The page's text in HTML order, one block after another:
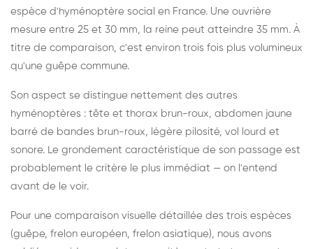
espèce d'hyménoptère social en France. Une ouvrière
mesure entre 25 et 30 mm, la reine peut atteindre 35 mm. À
titre de comparaison, c'est environ trois fois plus volumineux
qu'une guêpe commune.
Son aspect se distingue nettement des autres
hyménoptères : tête et thorax brun-roux, abdomen jaune
barré de bandes brun-roux, légère pilosité, vol lourd et
sonore. Le grondement caractéristique de son passage est
probablement le critère le plus immédiat — on l'entend
avant de le voir.
Pour une comparaison visuelle détaillée des trois espèces
(guêpe, frelon européen, frelon asiatique), nous avons